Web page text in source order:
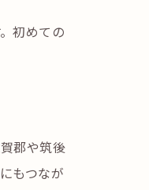
初めての
郡や筑後
もつなが